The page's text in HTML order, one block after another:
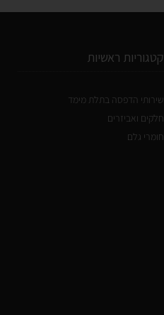
קטגוריות ראשיות
שירותי הדפסה בתלת מימד
חלקים ואביזרים
חומרי גלם